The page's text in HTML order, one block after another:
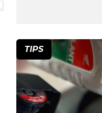
TIPS